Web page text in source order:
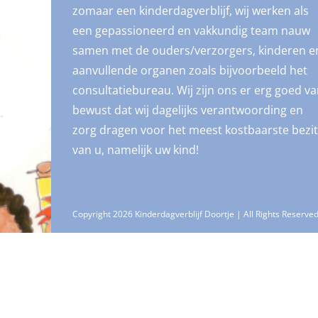
zomaar een kinderdagverblijf, wij werken als
een gepassioneerd en vakkundig team nauw
samen met de ouders/verzorgers, kinderen
aanvullende organen zoals bijvoorbeeld het
consultatiebureau. Wij zijn ons er erg goed
bewust dat wij dagelijks verantwoording en
zorg dragen voor het meest kostbaarste bezit
van u, namelijk uw kind!
Copyright 2026 Kinderdagverblijf Doortje | All Rights